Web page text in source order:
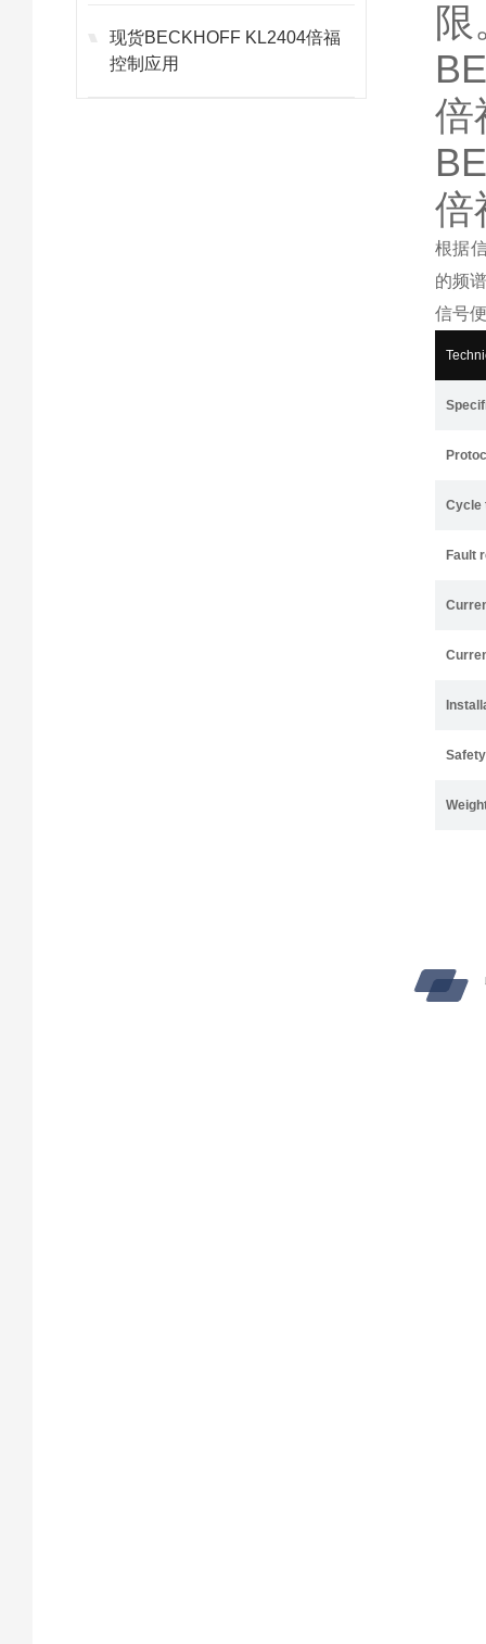
现货BECKHOFF KL2404倍福
控制应用
限
倍
倍
根据
的频
信号
Cycle
Fault